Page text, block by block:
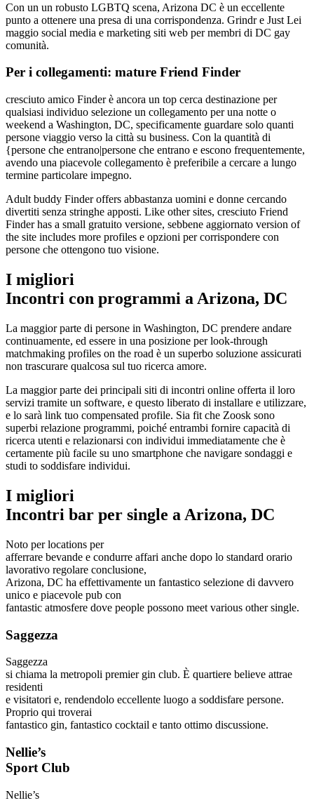
Con un un robusto LGBTQ scena, Arizona DC è un eccellente
punto a ottenere una presa di una corrispondenza. Grindr e Just Lei
maggio social media e marketing siti web per membri di DC gay
comunità.
Per i collegamenti: mature Friend Finder
cresciuto amico Finder è ancora un top cerca destinazione per
qualsiasi individuo selezione un collegamento per una notte o
weekend a Washington, DC, specificamente guardare solo quanti
persone viaggio verso la città su business. Con la quantità di
{persone che entrano|persone che entrano e escono frequentemente,
avendo una piacevole collegamento è preferibile a cercare a lungo
termine particolare impegno.
Adult buddy Finder offers abbastanza uomini e donne cercando
divertiti senza stringhe apposti. Like other sites, cresciuto Friend
Finder has a small gratuito versione, sebbene aggiornato version of
the site includes more profiles e opzioni per corrispondere con
persone che ottengono tuo visione.
I migliori
Incontri con programmi a Arizona, DC
La maggior parte di persone in Washington, DC prendere andare
continuamente, ed essere in una posizione per look-through
matchmaking profiles on the road è un superbo soluzione assicurati
non trascurare qualcosa sul tuo ricerca amore.
La maggior parte dei principali siti di incontri online offerta il loro
servizi tramite un software, e questo liberato di installare e utilizzare,
e lo sarà link tuo compensated profile. Sia fit che Zoosk sono
superbi relazione programmi, poiché entrambi fornire capacità di
ricerca utenti e relazionarsi con individui immediatamente che è
certamente più facile su uno smartphone che navigare sondaggi e
studi to soddisfare individui.
I migliori
Incontri bar per single a Arizona, DC
Noto per locations per
afferrare bevande e condurre affari anche dopo lo standard orario
lavorativo regolare conclusione,
Arizona, DC ha effettivamente un fantastico selezione di davvero
unico e piacevole pub con
fantastic atmosfere dove people possono meet various other single.
Saggezza
Saggezza
si chiama la metropoli premier gin club. È quartiere believe attrae
residenti
e visitatori e, rendendolo eccellente luogo a soddisfare persone.
Proprio qui troverai
fantastico gin, fantastico cocktail e tanto ottimo discussione.
Nellie’s
Sport Club
Nellie’s